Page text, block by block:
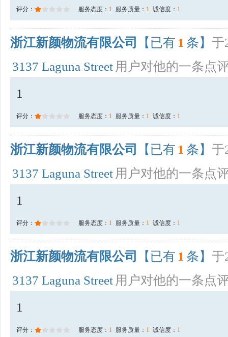
评分： 服务态度： 1 服务质量： 1 诚信度： 1
浙江新颜物流有限公司 【已有 1 条】 于
3137 Laguna Street 用户对他的一条点
1
评分： 服务态度： 1 服务质量： 1 诚信度： 1
浙江新颜物流有限公司 【已有 1 条】 于
3137 Laguna Street 用户对他的一条点
1
评分： 服务态度： 1 服务质量： 1 诚信度： 1
浙江新颜物流有限公司 【已有 1 条】 于
3137 Laguna Street 用户对他的一条点
1
评分： 服务态度： 1 服务质量： 1 诚信度： 1